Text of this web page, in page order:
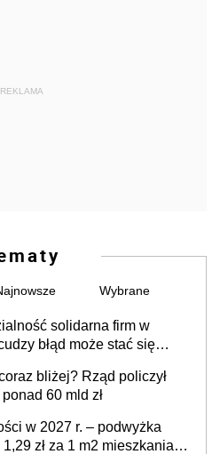
REKLAMA
Wybrane
solidarna firm w
błąd może stać się
bliżej? Rząd policzył
60 mld zł
w 2027 r. – podwyżka
zł za 1 m2 mieszkania,